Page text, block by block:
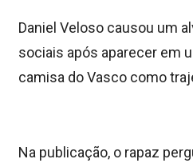
Daniel Veloso causou um
sociais após aparecer em
camisa do Vasco como
Na publicação, o rapaz